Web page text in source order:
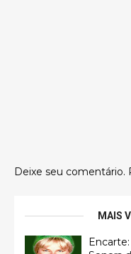
Deixe seu comentário.
MAIS